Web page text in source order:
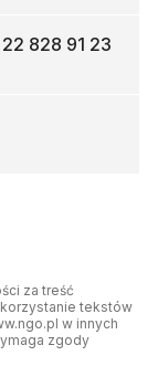
22 828 91 23
za treść
tekstów
w innych
zgody